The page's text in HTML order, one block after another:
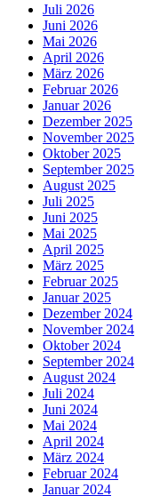
Juli 2026
Juni 2026
Mai 2026
April 2026
März 2026
Februar 2026
Januar 2026
Dezember 2025
November 2025
Oktober 2025
September 2025
August 2025
Juli 2025
Juni 2025
Mai 2025
April 2025
März 2025
Februar 2025
Januar 2025
Dezember 2024
November 2024
Oktober 2024
September 2024
August 2024
Juli 2024
Juni 2024
Mai 2024
April 2024
März 2024
Februar 2024
Januar 2024